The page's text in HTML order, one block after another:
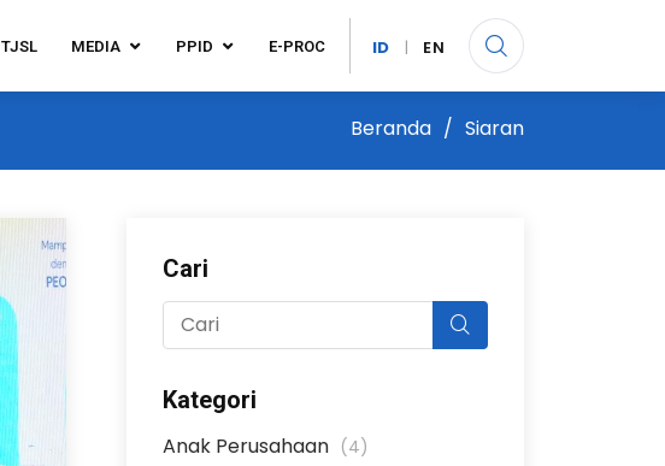
TJSL MEDIA PPID E-PROC ID | EN
Beranda Siaran
Cari
Kategori
Anak Perusahaan (4)